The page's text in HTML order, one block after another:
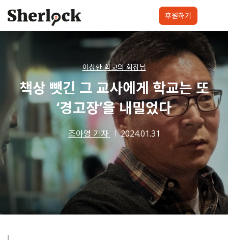
content
프로젝트 셜록클럽 후원하기
후원하기
이상한 학교의 회장님
책상 뺏긴 그 교사에게 학교는 또
‘경고장’을 내밀었다
조아영 기자 2024.01.31